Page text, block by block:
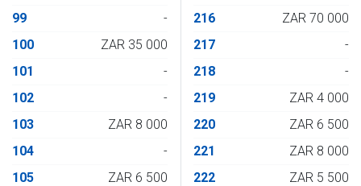
99
-
100
ZAR 35 000
101
-
102
-
103
ZAR 8 000
104
-
105
ZAR 6 500
216
ZAR 70 000
217
-
218
-
219
ZAR 4 000
220
ZAR 6 500
221
ZAR 8 000
222
ZAR 5 500